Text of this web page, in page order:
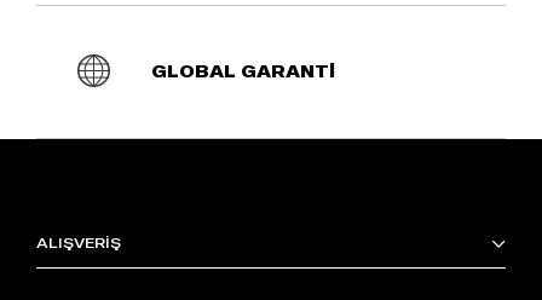
GLOBAL GARANTİ
ALIŞVERİŞ